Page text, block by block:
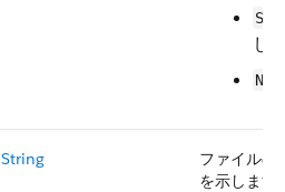
し
Na
String
ファイル
を示します